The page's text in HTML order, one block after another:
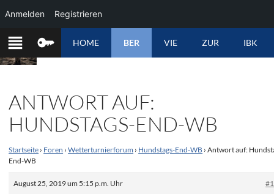
ZUM
INHALT
SPRINGEN
HOME BER VIE ZUR IBK
ANTWORT AUF:
HUNDSTAGS-END-WB
Startseite › Foren › Wetterturnierforum › Hundstags-End-WB › Antwort auf:
End-WB
August 25, 2019 um 5:15 p.m. Uhr
Anmelden Registrieren